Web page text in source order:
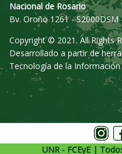
Nacional de Rosario
Bv. Oroño 1261 - S2000DSM
Copyright © 2021. All Rights
Desarrollado a partir de
Tecnología de la Información
UNR - FCEyE |